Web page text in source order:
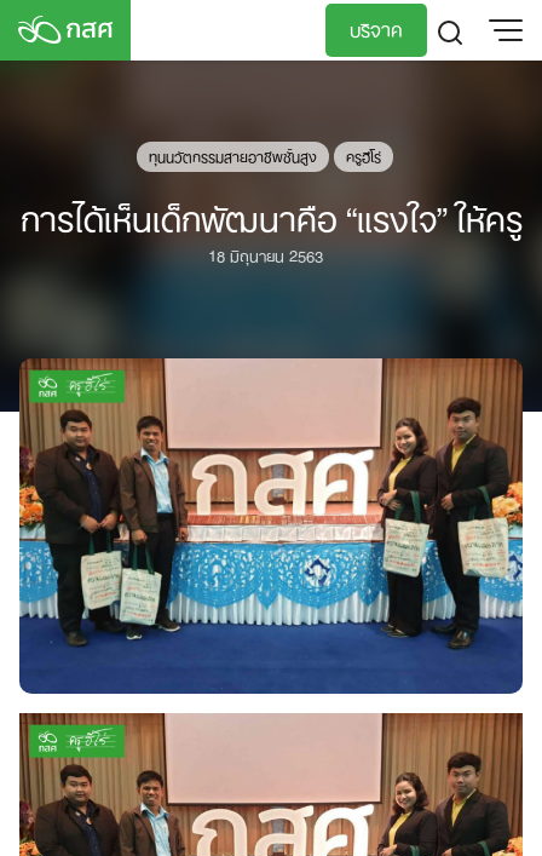
Skip
บริจาค
ทุนนวัตกรรมสายอาชีพชั้นสูง ครูฮีโร่
การได้เห็นเด็กพัฒนาคือ “แรงใจ” ให้ครู
18 มิถุนายน 2563